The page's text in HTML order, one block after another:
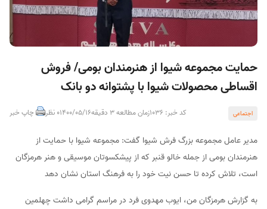
حمایت مجموعه شیوا از هنرمندان بومی/ فروش
اقساطی محصولات شیوا با پشتوانه دو بانک
اجتماعی کد خبر: 1036 زمان مطالعه 3 دقیقه 1400/05/160 نظر چاپ خبر
مدیر عامل مجموعه بزرگ فرش شیوا گفت: مجموعه شیوا با حمایت از
هنرمندان بومی از جمله خالو قنبر که از پیشکسوتان موسیقی و هنر هرمزگان
است، تلاش کرده تا حسن نیت خود را به فرهنگ استان نشان دهد
به گزارش هرمزگان من، ایوب مهدوی فرد در مراسم گرامی داشت چهلمین